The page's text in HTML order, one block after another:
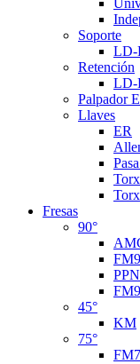
Soporte
LD-
Retención
LD-
Palpador
Llaves
ER
Torx
Fresas
90°
45°
KM
75°